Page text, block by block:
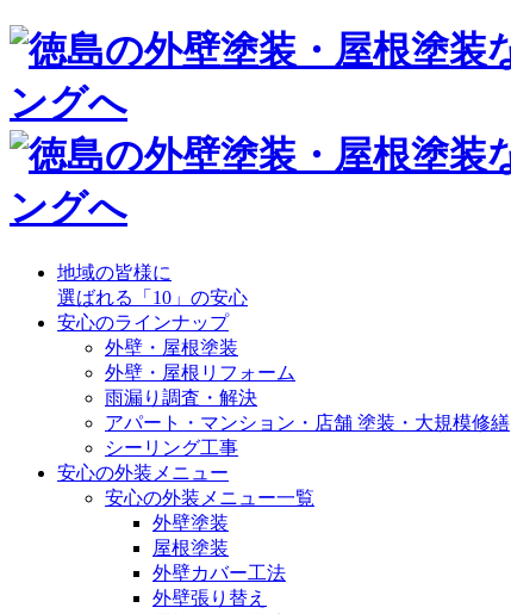
地域の皆様に
選ばれる「10」の安心
安心のラインナップ
外壁・屋根塗装
外壁・屋根リフォーム
雨漏り調査・解決
アパート・マンション・店舗 塗装・大規模修繕
シーリング工事
安心の外装メニュー
安心の外装メニュー一覧
外壁塗装
屋根塗装
外壁カバー工法
外壁張り替え